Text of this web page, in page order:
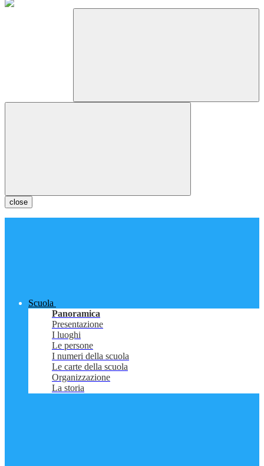
close
Scuola
Panoramica
Presentazione
I luoghi
Le persone
I numeri della scuola
Le carte della scuola
Organizzazione
La storia